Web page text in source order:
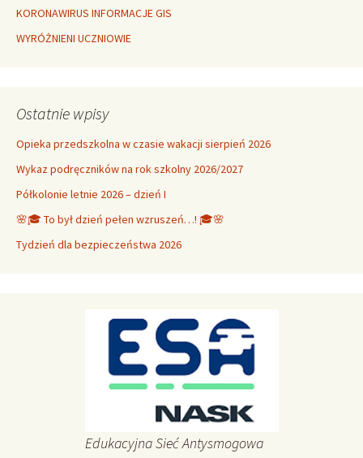
KORONAWIRUS INFORMACJE GIS
WYRÓŻNIENI UCZNIOWIE
Ostatnie wpisy
Opieka przedszkolna w czasie wakacji sierpień 2026
Wykaz podręczników na rok szkolny 2026/2027
Półkolonie letnie 2026 – dzień I
🌸🎓 To był dzień pełen wzruszeń…! 🎓🌸
Tydzień dla bezpieczeństwa 2026
Edukacyjna Sieć Antysmogowa